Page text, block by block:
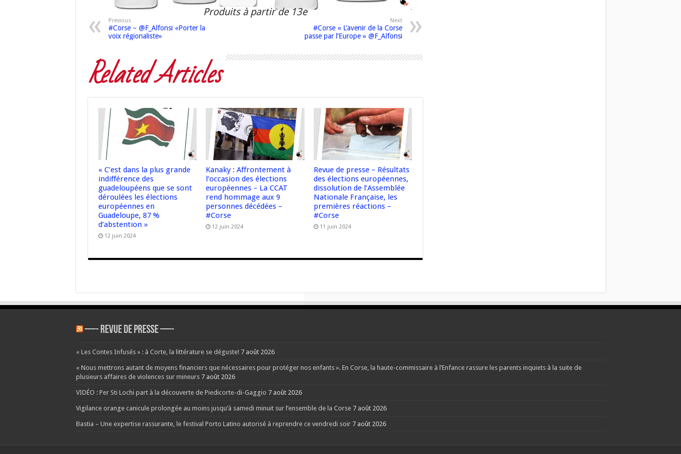
Produits à partir de 13e
Previous
#Corse – @F_Alfonsi «Porter la
voix régionaliste»
Next
#Corse « L’avenir de la Corse
passe par l’Europe » @F_Alfonsi
Related Articles
« C’est dans la plus grande
indifférence des
guadeloupéens que se sont
déroulées les élections
européennes en
Guadeloupe, 87 %
d’abstention »
12 juin 2024
Kanaky : Affrontement à
l’occasion des élections
européennes – La CCAT
rend hommage aux 9
personnes décédées –
#Corse
12 juin 2024
Revue de presse – Résultats
des élections européennes,
dissolution de l’Assemblée
Nationale Française, les
premières réactions –
#Corse
11 juin 2024
—- REVUE DE PRESSE —-
« Les Contes Infusés » : à Corte, la littérature se déguste! 7 août 2026
« Nous mettrons autant de moyens financiers que nécessaires pour protéger nos enfants ». En Corse, la haute-commissaire à l’Enfance rassure les parents inquiets à la suite de
plusieurs affaires de violences sur mineurs 7 août 2026
VIDÉO : Per Sti Lochi part à la découverte de Piedicorte-di-Gaggio 7 août 2026
Vigilance orange canicule prolongée au moins jusqu’à samedi minuit sur l’ensemble de la Corse 7 août 2026
Bastia – Une expertise rassurante, le festival Porto Latino autorisé à reprendre ce vendredi soir 7 août 2026